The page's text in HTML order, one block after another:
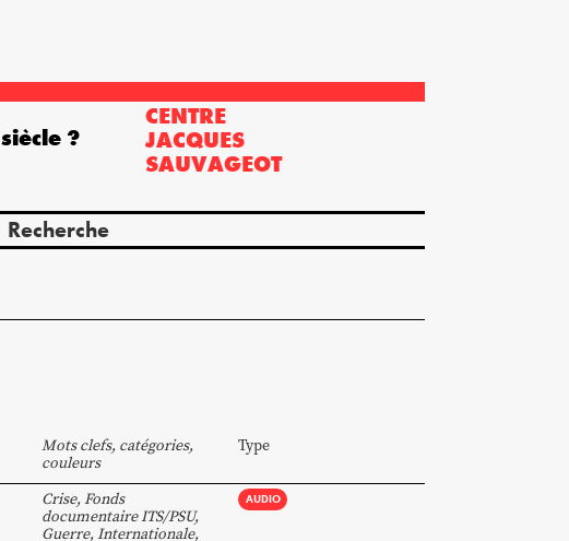
CENTRE
JACQUES
SAUVAGEOT
Recherche
siècle ?
Mots clefs, catégories,
couleurs
Type
Crise, Fonds
documentaire ITS/PSU,
Guerre, Internationale,
AUDIO